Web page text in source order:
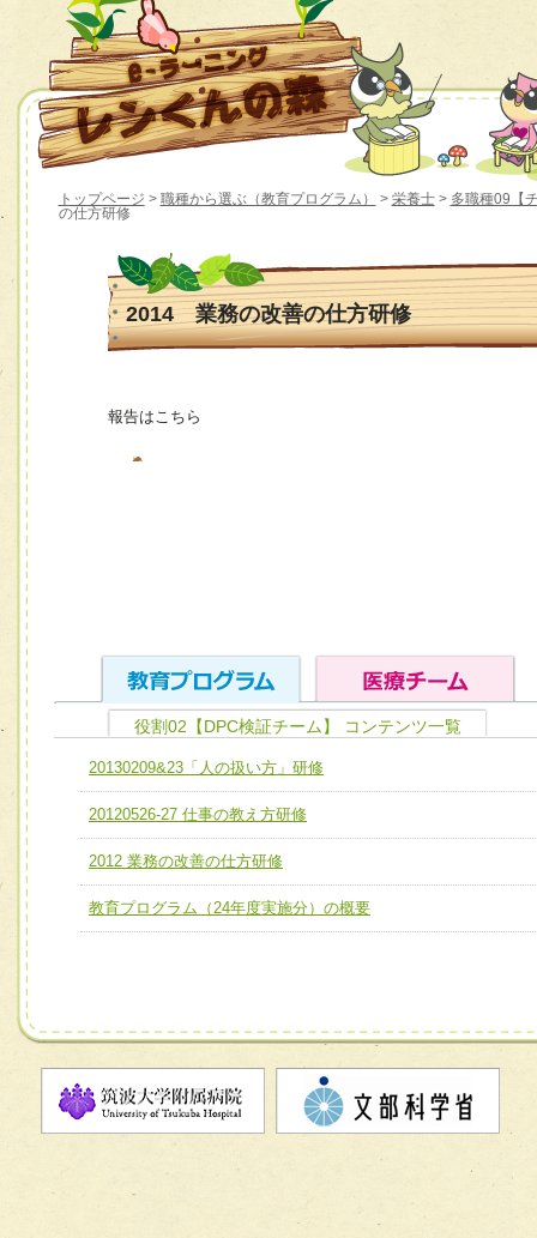
トップページ > 職種から選ぶ（教育プログラム） > 栄養士> 多職種09【
の仕方研修
2014 業務の改善の仕方研修
報告はこちら
ユニット１ 医療人としての基礎能力
全人的医療を実践する医療人として、必要な基礎能力を身
ける
ユニット２ チーム医療構成力
必要に応じて柔軟に医療チームを組織し、強調できる
ユニット３ 多職種連携力
チーム01【病院内横断的問題解決チーム】
チーム02【地域医療連携推進による高度医療を必要とする
宅患者等支援チーム】
チーム03【癌患者服薬サポートチーム】
チーム06【外来化学療法チーム】
チーム07【病院職員に対する院内感染対策教育チーム】
チーム08【地域関係機関と連携した小児リハビリテーショ
チーム09【術前から始める周術期リハビリテーションチー
役割02【DPC検証チーム】 コンテンツ一覧
20130209&23「人の扱い方」研修
20120526-27 仕事の教え方研修
2012 業務の改善の仕方研修
教育プログラム（24年度実施分）の概要